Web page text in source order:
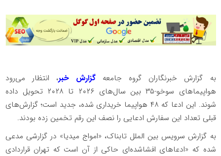
به گزارش خبرنگاران گروه جامعه گزارش خبر، انتظار می‌رود
هواپیما‌های سوخو-۳۵ بین سال‌های ۲۰۲۶ تا ۲۰۲۸ تحویل داده
شوند. این ادعا که ۴۸ هواپیما خریداری شده، جدید است؛ گزارش‌های
قبلی تعداد این سفارش ادعایی را نصف این رقم تخمین زده بودند.
به گزارش سرویس بین الملل تابناک، «امواج میدیا» در گزارشی مدعی
شده که «ادعا‌های افشاشده‌ای حاکی از آن است که تهران قراردادی